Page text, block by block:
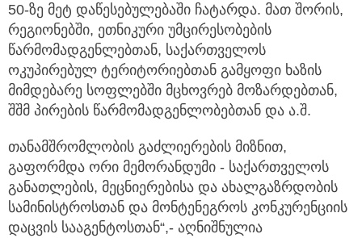
50-ზე მეტ დაწესებულებაში ჩატარდა. მათ შორის,
რეგიონებში, ეთნიკური უმცირესობების
წარმომადგენლებთან, საქართველოს
ოკუპირებულ ტერიტორიებთან გამყოფი ხაზის
მიმდებარე სოფლებში მცხოვრებ მოზარდებთან,
შშმ პირების წარმომადგენლობებთან და ა.შ.
თანამშრომლობის გაძლიერების მიზნით,
გაფორმდა ორი მემორანდუმი - საქართველოს
განათლების, მეცნიერებისა და ახალგაზრდობის
სამინისტროსთან და მონტენეგროს კონკურენციის
დაცვის სააგენტოსთან“,- აღნიშნულია